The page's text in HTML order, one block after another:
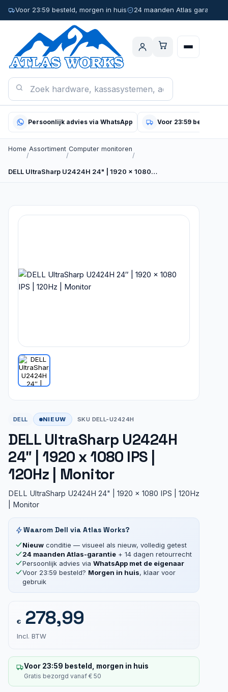
Voor 23:59 besteld, morgen in huis 24 maanden Atlas garantie
Persoonlijk advies via WhatsApp Voor 23:59 besteld,
Home
/
Assortiment
/
Computer monitoren
/
DELL UltraSharp U2424H 24" | 1920 x 1080…
DELL NIEUW SKU DELL-U2424H
DELL UltraSharp U2424H
24″ | 1920 x 1080 IPS |
120Hz | Monitor
DELL UltraSharp U2424H 24" | 1920 x 1080 IPS | 120Hz
| Monitor
Waarom Dell via Atlas Works?
Nieuw conditie — visueel als nieuw, volledig getest
24 maanden Atlas-garantie + 14 dagen retourrecht
Persoonlijk advies via WhatsApp met de eigenaar
Voor 23:59 besteld? Morgen in huis, klaar voor
gebruik
€278,99
Incl. BTW
Voor 23:59 besteld, morgen in huis
Gratis bezorgd vanaf € 50